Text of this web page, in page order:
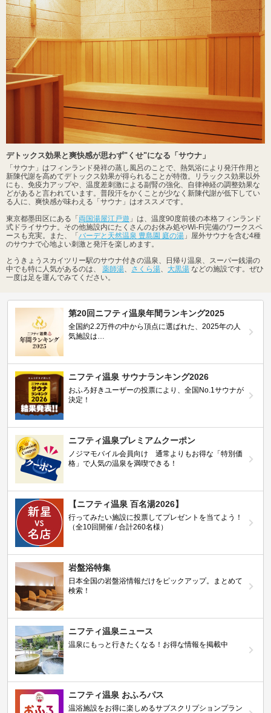
デトックス効果と爽快感が思わず"くせ"になる「サウナ」
「サウナ」はフィンランド発祥の蒸し風呂のことで、熱気浴により発汗作用と
新陳代謝を高めてデトックス効果が得られることが特徴。リラックス効果以外
にも、免疫力アップや、温度差刺激による副腎の強化、自律神経の調整効果な
どがあると言われています。普段汗をかくことが少なく新陳代謝が低下してい
る人に、爽快感が味わえる「サウナ」はオススメです。
東京都墨田区にある「 両国湯屋江戸遊 」は、温度90度前後の本格フィンランド
式ドライサウナ。その他施設内にたくさんのお休み処やWi-Fi完備のワークスペ
ースも充実。また、「 バーデと天然温泉 豊島園 庭の湯 」屋外サウナを含む4種
のサウナで心地よい刺激と発汗を楽しめます。
とうきょうスカイツリー駅のサウナ付きの温泉、日帰り温泉、スーパー銭湯の
中でも特に人気があるのは、 薬師湯、 さくら湯、 大黒湯 などの施設です。ぜひ
一度は足を運んでみてください。
第20回ニフティ温泉年間ランキング2025
全国約2.2万件の中から頂点に選ばれた、2025年の人
気施設は…
ニフティ温泉 サウナランキング2026
おふろ好きユーザーの投票により、全国No.1サウナが
決定！
ニフティ温泉プレミアムクーポン
ノジマモバイル会員向け 通常よりもお得な「特別価
格」で人気の温泉を満喫できる！
【ニフティ温泉 百名湯2026】
行ってみたい施設に投票してプレゼントを当てよう！
（全10回開催 / 合計260名様）
岩盤浴特集
日本全国の岩盤浴情報だけをピックアップ。まとめて
検索！
ニフティ温泉ニュース
温泉にもっと行きたくなる！お得な情報を掲載中
ニフティ温泉 おふろパス
温浴施設をお得に楽しめるサブスクリプションプラン